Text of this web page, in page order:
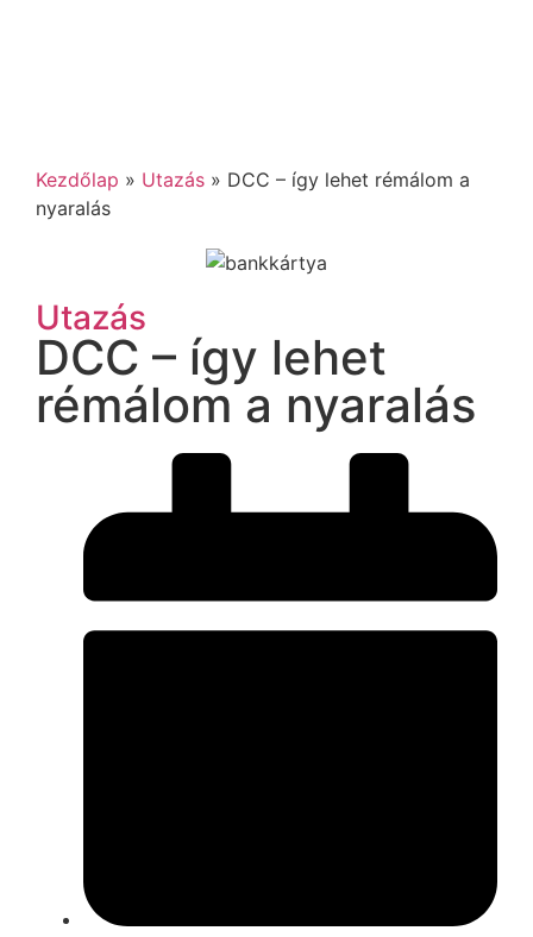
Kezdőlap » Utazás » DCC – így lehet rémálom a
nyaralás
Utazás
DCC – így lehet
rémálom a nyaralás